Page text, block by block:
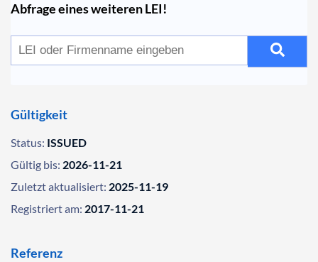
Abfrage eines weiteren LEI!
Gültigkeit
Status: ISSUED
Gültig bis: 2026-11-21
Zuletzt aktualisiert: 2025-11-19
Registriert am: 2017-11-21
Referenz